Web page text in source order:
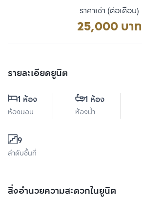
ราคาเช่า (ต่อเดือน)
25,000 บาท
รายละเอียดยูนิต
1 ห้อง
ห้องนอน
1 ห้อง
ห้องน้ำ
9
ลำดับชั้นที่
สิ่งอำนวยความสะดวกในยูนิต